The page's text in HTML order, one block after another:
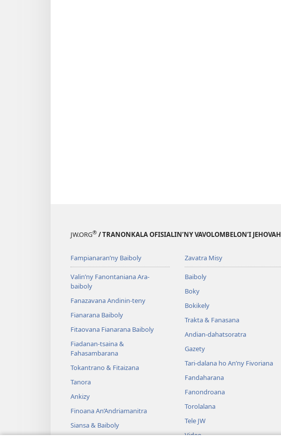
JW.ORG® / TRANONKALA OFISIALIN’NY VAVOLOMBELON’I JEHOVAH
Fampianaran’ny Baiboly
Valin’ny Fanontaniana Ara-
baiboly
Fanazavana Andinin-teny
Fianarana Baiboly
Fitaovana Fianarana Baiboly
Fiadanan-tsaina &
Fahasambarana
Tokantrano & Fitaizana
Tanora
Ankizy
Finoana An’Andriamanitra
Siansa & Baiboly
Zavatra Misy
Baiboly
Boky
Bokikely
Trakta & Fanasana
Andian-dahatsoratra
Gazety
Tari-dalana ho An’ny Fivoriana
Fandaharana
Fanondroana
Torolalana
Tele JW
Video